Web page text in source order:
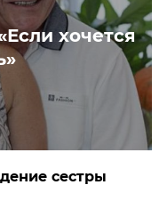
хочется
сестры